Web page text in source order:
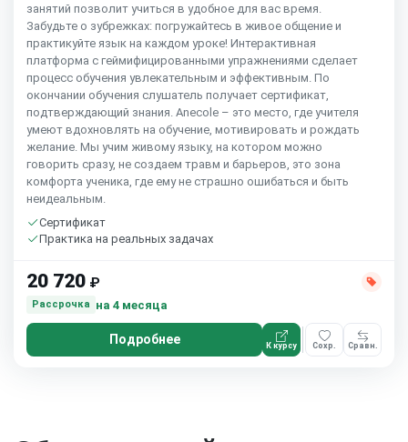
занятий позволит учиться в удобное для вас время.
Забудьте о зубрежках: погружайтесь в живое общение и
практикуйте язык на каждом уроке! Интерактивная
платформа с геймифицированными упражнениями сделает
процесс обучения увлекательным и эффективным. По
окончании обучения слушатель получает сертификат,
подтверждающий знания. Anecole – это место, где учителя
умеют вдохновлять на обучение, мотивировать и рождать
желание. Мы учим живому языку, на котором можно
говорить сразу, не создаем травм и барьеров, это зона
комфорта ученика, где ему не страшно ошибаться и быть
неидеальным.
Сертификат
Практика на реальных задачах
20 720 ₽
Рассрочка на 4 месяца
Подробнее К курсу Сохр. Сравн.